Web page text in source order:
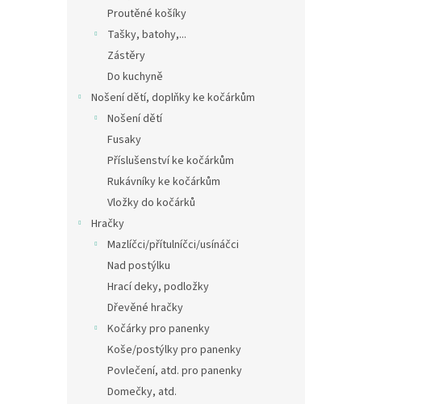
Proutěné košíky
Tašky, batohy,...
Zástěry
Do kuchyně
Nošení dětí, doplňky ke kočárkům
Nošení dětí
Fusaky
Příslušenství ke kočárkům
Rukávníky ke kočárkům
Vložky do kočárků
Hračky
Mazlíčci/přítulníčci/usínáčci
Nad postýlku
Hrací deky, podložky
Dřevěné hračky
Kočárky pro panenky
Koše/postýlky pro panenky
Povlečení, atd. pro panenky
Domečky, atd.